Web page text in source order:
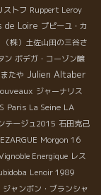
ストフ Ruppert Leroy
de Loire プピーユ・カ
（株）土佐山田の三谷さ
ン ボデガ・コーゾン醸
たや Julien Altaber
ジャーナリス
Paris La Seine LA
テージュ2015 石田克己
Morgon 16
Energique レス
Lenoir 1989
ャンボン・ブランシャ